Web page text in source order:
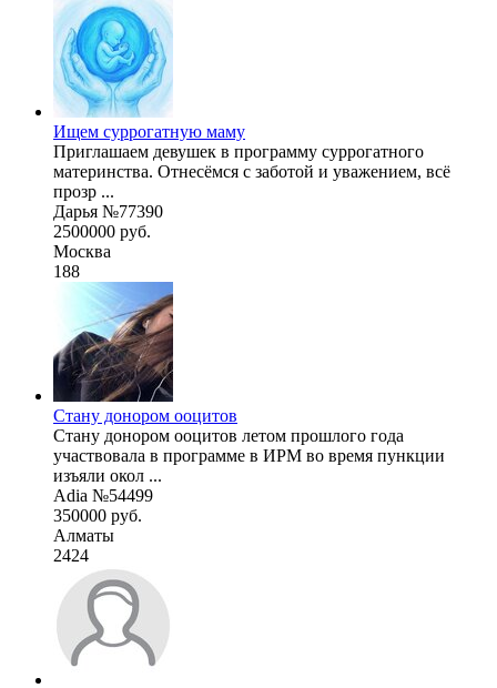
Ищем суррогатную маму
Приглашаем девушек в программу суррогатного
материнства. Отнесёмся с заботой и уважением, всё
прозр ...
Дарья №77390
2500000 руб.
Москва
188
Стану донором ооцитов
Стану донором ооцитов летом прошлого года
участвовала в программе в ИРМ во время пункции
изъяли окол ...
Adia №54499
350000 руб.
Алматы
2424